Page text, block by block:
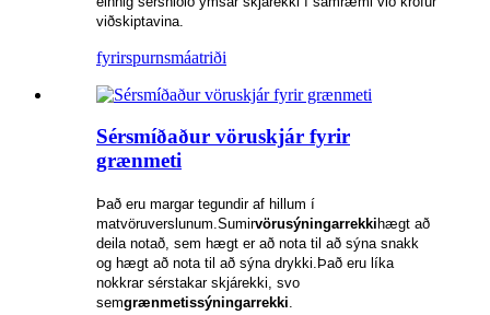
viðskiptavina.
fyrirspurnsmáatriði
Sérsmíðaður vöruskjár fyrir
grænmeti
Það eru margar tegundir af hillum í
matvöruverslunum.Sumirvörusýningarrekki hægt að
deila notað, sem hægt er að nota til að sýna snakk
og hægt að nota til að sýna drykki.Það eru líka
nokkrar sérstakar skjárekki, svo
semgrænmetissýningarrekki.